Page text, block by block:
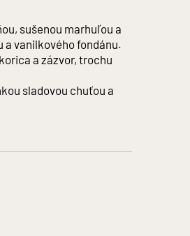
K7W4
osobám zjavne
nápojov a o zriaďovaní
sušenou marhuľou a
vanilkového fondánu.
a zázvor, trochu
sladovou chuťou a